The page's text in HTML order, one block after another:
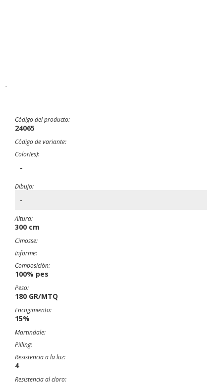
-
Código del producto:
24065
Código de variante:
Color(es):
-
Dibujo:
-
Altura:
300 cm
Cimosse:
Informe:
Composición:
100% pes
Peso:
180 GR/MTQ
Encogimiento:
15%
Martindale:
Pilling:
Resistencia a la luz:
4
Resistencia al cloro: